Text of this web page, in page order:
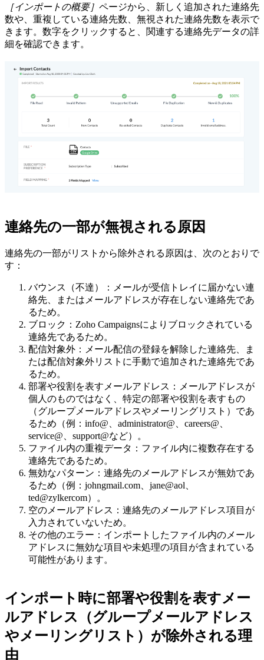
［インポートの概要］ ページから、新しく追加された連絡先
数や、重複している連絡先数、無視された連絡先数を表示で
きます。数字をクリックすると、関連する連絡先データの詳
細を確認できます。
連絡先の一部が無視される原因
連絡先の一部がリストから除外される原因は、次のとおりで
す：
バウンス（不達）：メールが受信トレイに届かない連
絡先、またはメールアドレスが存在しない連絡先であ
るため。
ブロック：Zoho Campaignsによりブロックされている
連絡先であるため。
配信対象外：メール配信の登録を解除した連絡先、ま
たは配信対象外リストに手動で追加された連絡先であ
るため。
部署や役割を表すメールアドレス：メールアドレスが
個人のものではなく、特定の部署や役割を表すもの
（グループメールアドレスやメーリングリスト）であ
るため（例：info@、administrator@、careers@、
service@、support@など）。
ファイル内の重複データ：ファイル内に複数存在する
連絡先であるため。
無効なパターン：連絡先のメールアドレスが無効であ
るため（例：johngmail.com、jane@aol、
ted@zylkercom）。
空のメールアドレス：連絡先のメールアドレス項目が
入力されていないため。
その他のエラー：インポートしたファイル内のメール
アドレスに無効な項目や未処理の項目が含まれている
可能性があります。
インポート時に部署や役割を表すメー
ルアドレス（グループメールアドレス
やメーリングリスト）が除外される理
由